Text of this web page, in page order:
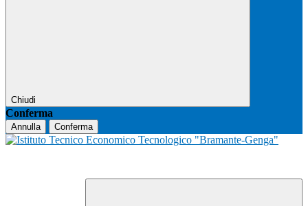
Chiudi
Conferma
Annulla Conferma